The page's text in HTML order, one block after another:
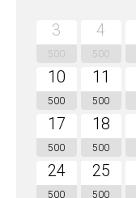
3
500
4
500
10
500
11
500
17
500
18
500
24
500
25
500